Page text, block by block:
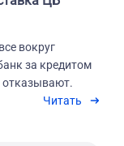
вокруг
за кредитом
отказывают.
Читать